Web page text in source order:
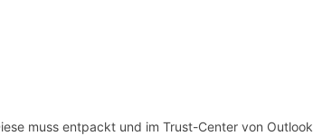
muss entpackt und im Trust-Center von Outlook